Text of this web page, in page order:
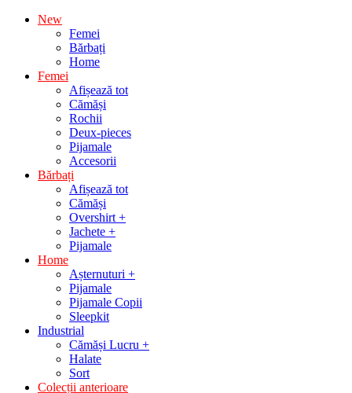
New
Femei
Bărbați
Home
Femei
Afișează tot
Cămăși
Rochii
Deux-pieces
Pijamale
Accesorii
Bărbați
Afișează tot
Cămăși
Overshirt +
Jachete +
Pijamale
Home
Așternuturi +
Pijamale
Pijamale Copii
Sleepkit
Industrial
Cămăși Lucru +
Halate
Sort
Colecții anterioare